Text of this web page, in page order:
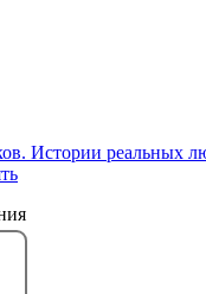
Истории реальных